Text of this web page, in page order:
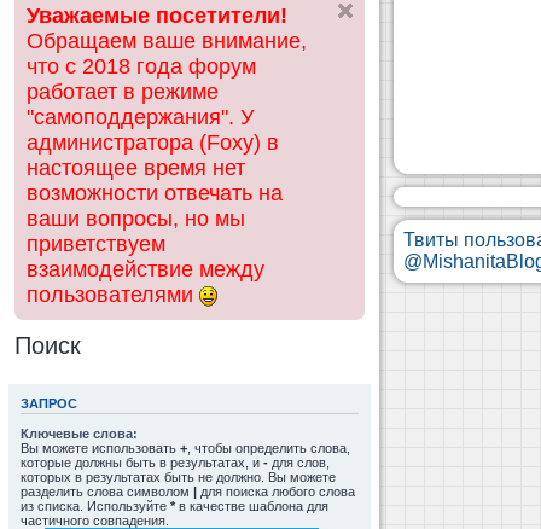
Уважаемые посетители!
Обращаем ваше внимание,
что с 2018 года форум
работает в режиме
"самоподдержания". У
администратора (Foxy) в
настоящее время нет
возможности отвечать на
ваши вопросы, но мы
приветствуем
взаимодействие между
пользователями
Поиск
ЗАПРОС
Ключевые слова:
Вы можете использовать + , чтобы определить слова,
которые должны быть в результатах, и - для слов,
которых в результатах быть не должно. Вы можете
разделить слова символом | для поиска любого слова
из списка. Используйте * в качестве шаблона для
частичного совпадения.
Твиты